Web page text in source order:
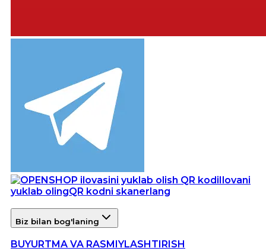
Ilovani
yuklab olingQR kodni skanerlang
Biz bilan bog'laning
BUYURTMA VA RASMIYLASHTIRISH